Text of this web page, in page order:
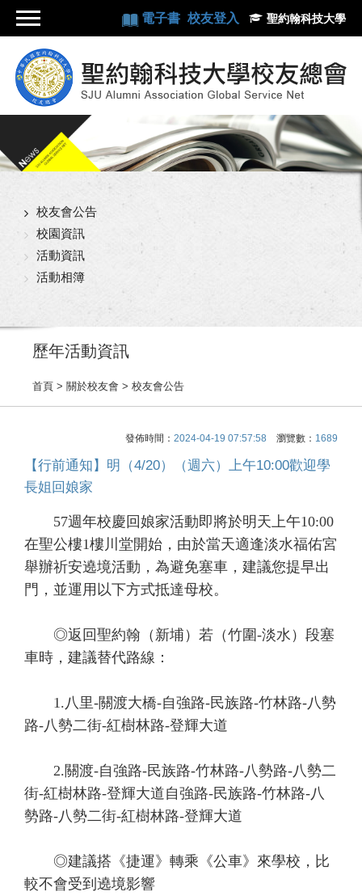
電子書 校友登入 聖約翰科技大學
校友會公告
校園資訊
活動資訊
活動相簿
歷年活動資訊
首頁 > 關於校友會 > 校友會公告
發佈時間： 2024-04-19 07:57:58 瀏覽數： 1689
【行前通知】明（4/20）（週六）上午10:00歡迎學
長姐回娘家
57週年校慶回娘家活動即將於明天上午10:00
在聖公樓1樓川堂開始，由於當天適逢淡水福佑宮
舉辦祈安遶境活動，為避免塞車，建議您提早出
門，並運用以下方式抵達母校。
◎返回聖約翰（新埔）若（竹圍-淡水）段塞
車時，建議替代路線：
1.八里-關渡大橋-自強路-民族路-竹林路-八勢
路-八勢二街-紅樹林路-登輝大道
2.關渡-自強路-民族路-竹林路-八勢路-八勢二
街-紅樹林路-登輝大道自強路-民族路-竹林路-八
勢路-八勢二街-紅樹林路-登輝大道
◎建議搭《捷運》轉乘《公車》來學校，比
較不會受到遶境影響